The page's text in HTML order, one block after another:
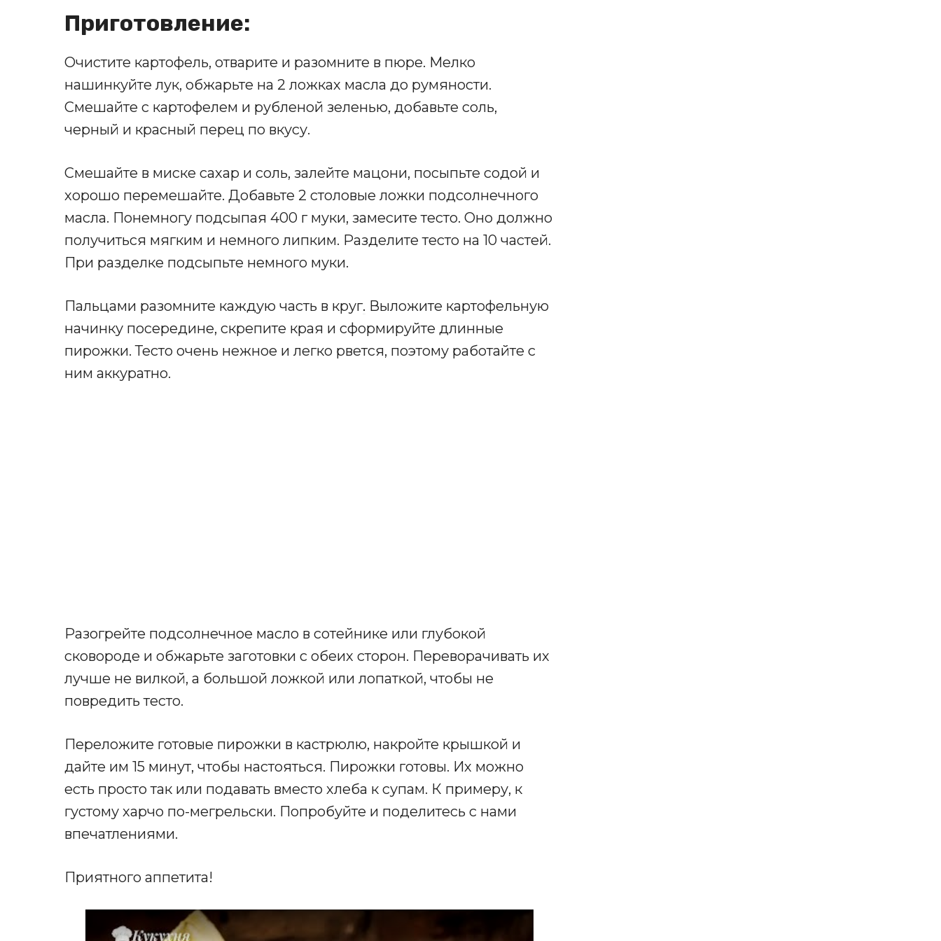
Приготовление:
Очистите картофель, отварите и разомните в пюре. Мелко
нашинкуйте лук, обжарьте на 2 ложках масла до румяности.
Смешайте с картофелем и рубленой зеленью, добавьте соль,
черный и красный перец по вкусу.
Смешайте в миске сахар и соль, залейте мацони, посыпьте содой и
хорошо перемешайте. Добавьте 2 столовые ложки подсолнечного
масла. Понемногу подсыпая 400 г муки, замесите тесто. Оно должно
получиться мягким и немного липким. Разделите тесто на 10 частей.
При разделке подсыпьте немного муки.
Пальцами разомните каждую часть в круг. Выложите картофельную
начинку посередине, скрепите края и сформируйте длинные
пирожки. Тесто очень нежное и легко рвется, поэтому работайте с
ним аккуратно.
Разогрейте подсолнечное масло в сотейнике или глубокой
сковороде и обжарьте заготовки с обеих сторон. Переворачивать их
лучше не вилкой, а большой ложкой или лопаткой, чтобы не
повредить тесто.
Переложите готовые пирожки в кастрюлю, накройте крышкой и
дайте им 15 минут, чтобы настояться. Пирожки готовы. Их можно
есть просто так или подавать вместо хлеба к супам. К примеру, к
густому харчо по-мегрельски. Попробуйте и поделитесь с нами
впечатлениями.
Приятного аппетита!